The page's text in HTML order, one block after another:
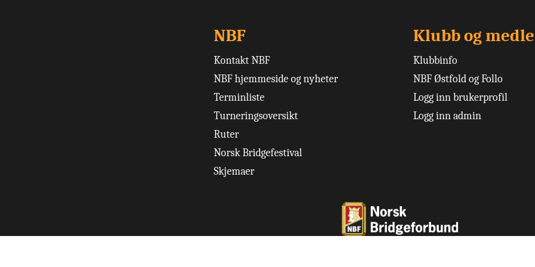
NBF
Kontakt NBF
NBF hjemmeside og nyheter
Terminliste
Turneringsoversikt
Ruter
Norsk Bridgefestival
Skjemaer
Klubb og
Klubbinfo
NBF Østfold og Follo
Logg inn brukerprofil
Logg inn admin